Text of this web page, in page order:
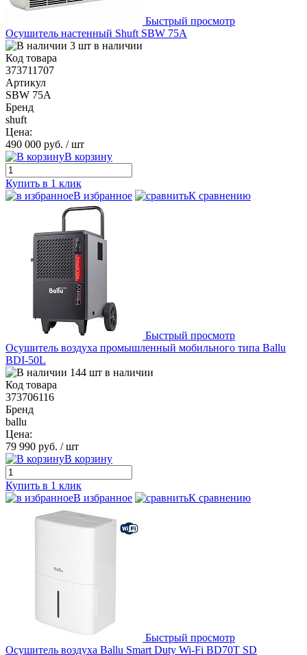
Быстрый просмотр
Осушитель настенный Shuft SBW 75A
3 шт в наличии
Код товара
373711707
Артикул
SBW 75A
Бренд
shuft
Цена:
490 000 руб. / шт
В корзину
Купить в 1 клик
В избранное
К сравнению
Быстрый просмотр
Осушитель воздуха промышленный мобильного типа Ballu
BDI-50L
144 шт в наличии
Код товара
373706116
Бренд
ballu
Цена:
79 990 руб. / шт
В корзину
Купить в 1 клик
В избранное
К сравнению
Быстрый просмотр
Осушитель воздуха Ballu Smart Duty Wi-Fi BD70T SD